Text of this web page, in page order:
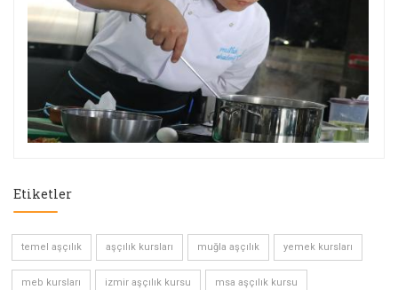
Etiketler
temel aşçılık aşçılık kursları muğla aşçılık yemek kursları
meb kursları izmir aşçılık kursu msa aşçılık kursu